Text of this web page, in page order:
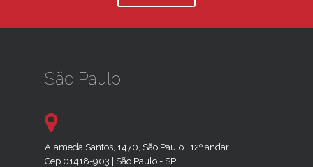
São Paulo
Alameda Santos, 1470, São Paulo | 12º andar
Cep 01418-903 | São Paulo - SP